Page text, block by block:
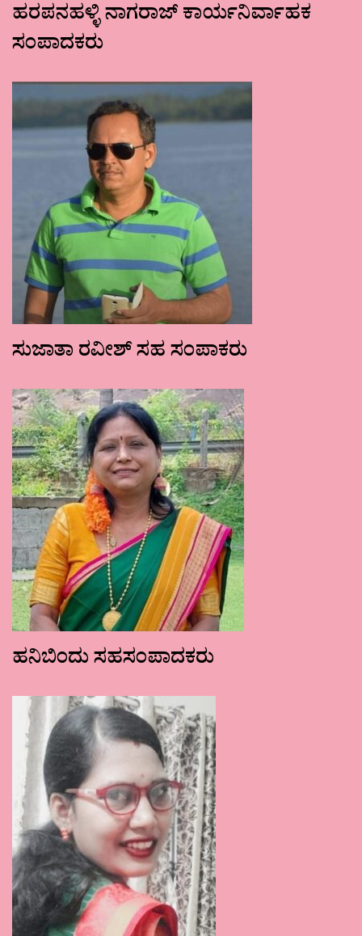
ಹರಪನಹಳ್ಳಿ ನಾಗರಾಜ್ ಕಾರ್ಯನಿರ್ವಾಹಕ
ಸಂಪಾದಕರು
ಸುಜಾತಾ ರವೀಶ್ ಸಹ ಸಂಪಾಕರು
ಹನಿಬಿಂದು ಸಹಸಂಪಾದಕರು